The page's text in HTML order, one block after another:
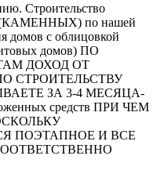
Строительство
по нашей
домов с облицовкой
домов) ПО
ДОХОД ОТ
СТРОИТЕЛЬСТВУ
ЗА 3-4 МЕСЯЦА-
средств ПРИ ЧЕМ
ПОЭТАПНОЕ И ВСЕ